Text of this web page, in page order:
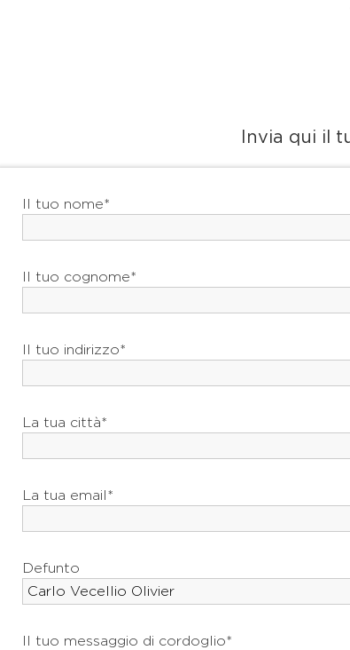
Invia qui il
Il tuo nome*
Il tuo cognome*
Il tuo indirizzo*
La tua città*
La tua email*
Defunto
Il tuo messaggio di cordoglio*